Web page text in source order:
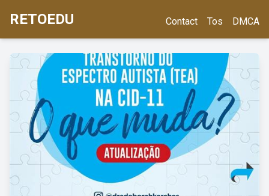
RETOEDU Contact Tos DMCA